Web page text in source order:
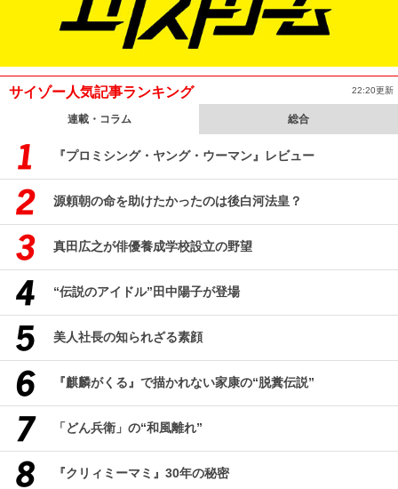
サイゾー人気記事ランキング 22:20更新
連載・コラム 総合
『プロミシング・ヤング・ウーマン』レビュー
源頼朝の命を助けたかったのは後白河法皇？
真田広之が俳優養成学校設立の野望
“伝説のアイドル”田中陽子が登場
美人社長の知られざる素顔
『麒麟がくる』で描かれない家康の“脱糞伝説”
「どん兵衛」の“和風離れ”
『クリィミーマミ』30年の秘密